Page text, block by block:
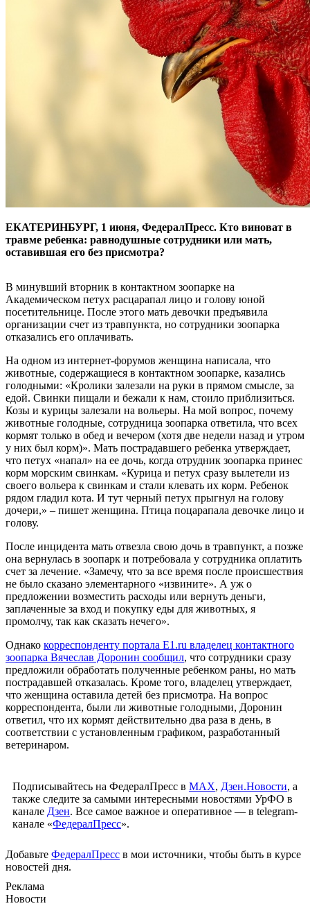
ЕКАТЕРИНБУРГ, 1 июня, ФедералПресс. Кто виноват в
травме ребенка: равнодушные сотрудники или мать,
оставившая его без присмотра?
В минувший вторник в контактном зоопарке на
Академическом петух расцарапал лицо и голову юной
посетительнице. После этого мать девочки предъявила
организации счет из травпункта, но сотрудники зоопарка
отказались его оплачивать.
На одном из интернет-форумов женщина написала, что
животные, содержащиеся в контактном зоопарке, казались
голодными: «Кролики залезали на руки в прямом смысле, за
едой. Свинки пищали и бежали к нам, стоило приблизиться.
Козы и курицы залезали на вольеры. На мой вопрос, почему
животные голодные, сотрудница зоопарка ответила, что всех
кормят только в обед и вечером (хотя две недели назад и утром
у них был корм)». Мать пострадавшего ребенка утверждает,
что петух «напал» на ее дочь, когда отрудник зоопарка принес
корм морским свинкам. «Курица и петух сразу вылетели из
своего вольера к свинкам и стали клевать их корм. Ребенок
рядом гладил кота. И тут черный петух прыгнул на голову
дочери,» – пишет женщина. Птица поцарапала девочке лицо и
голову.
После инцидента мать отвезла свою дочь в травпункт, а позже
она вернулась в зоопарк и потребовала у сотрудника оплатить
счет за лечение. «Замечу, что за все время после происшествия
не было сказано элементарного «извините». А уж о
предложении возместить расходы или вернуть деньги,
заплаченные за вход и покупку еды для животных, я
промолчу, так как сказать нечего».
Однако корреспонденту портала E1.ru владелец контактного
зоопарка Вячеслав Доронин сообщил, что сотрудники сразу
предложили обработать полученные ребенком раны, но мать
пострадавшей отказалась. Кроме того, владелец утверждает,
что женщина оставила детей без присмотра. На вопрос
корреспондента, были ли животные голодными, Доронин
ответил, что их кормят действительно два раза в день, в
соответствии с установленным графиком, разработанный
ветеринаром.
Подписывайтесь на ФедералПресс в МАХ, Дзен.Новости, а
также следите за самыми интересными новостями УрФО в
канале Дзен. Все самое важное и оперативное — в telegram-
канале «ФедералПресс».
Добавьте ФедералПресс в мои источники, чтобы быть в курсе
новостей дня.
Реклама
Новости